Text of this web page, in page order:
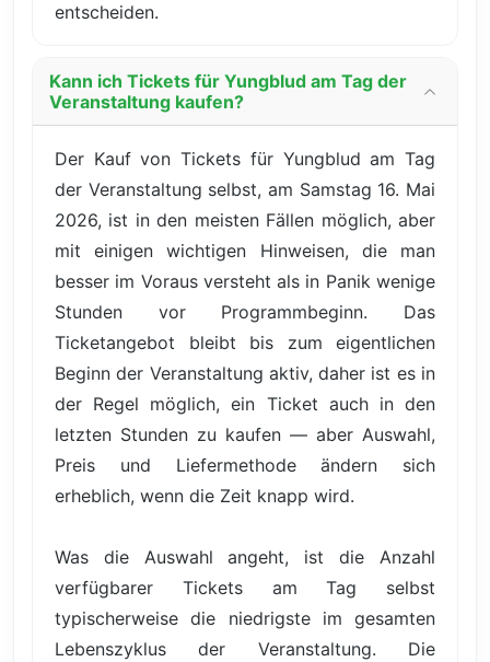
entscheiden.
Kann ich Tickets für Yungblud am Tag der
Veranstaltung kaufen?
Der Kauf von Tickets für Yungblud am Tag
der Veranstaltung selbst, am Samstag 16. Mai
2026, ist in den meisten Fällen möglich, aber
mit einigen wichtigen Hinweisen, die man
besser im Voraus versteht als in Panik wenige
Stunden vor Programmbeginn. Das
Ticketangebot bleibt bis zum eigentlichen
Beginn der Veranstaltung aktiv, daher ist es in
der Regel möglich, ein Ticket auch in den
letzten Stunden zu kaufen — aber Auswahl,
Preis und Liefermethode ändern sich
erheblich, wenn die Zeit knapp wird.
Was die Auswahl angeht, ist die Anzahl
verfügbarer Tickets am Tag selbst
typischerweise die niedrigste im gesamten
Lebenszyklus der Veranstaltung. Die